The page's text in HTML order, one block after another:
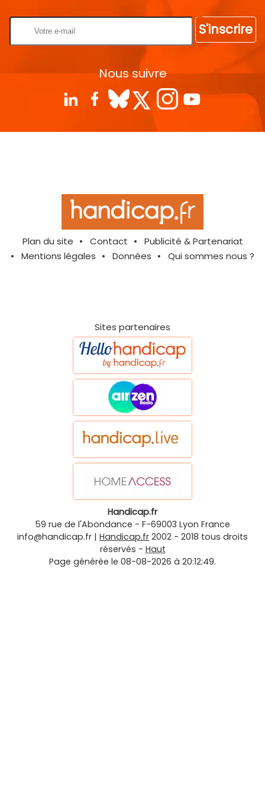
S'inscrire
Nous suivre
Plan du site Contact
Publicité & Partenariat
Mentions légales
Données Qui sommes nous ?
Sites partenaires
Handicap.fr
59 rue de l'Abondance - F-69003 Lyon France
info@handicap.fr | Handicap.fr 2002 - 2018 tous droits
réservés - Haut
Page générée le 08-08-2026 à 20:12:49.